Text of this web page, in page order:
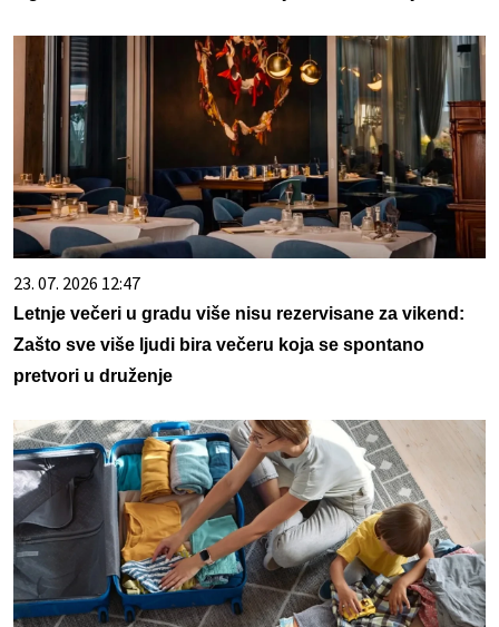
23. 07. 2026 12:47
Letnje večeri u gradu više nisu rezervisane za vikend:
Zašto sve više ljudi bira večeru koja se spontano
pretvori u druženje